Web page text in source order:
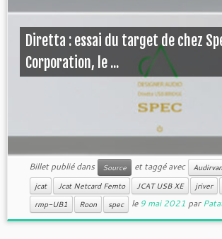
Diretta : essai du target de chez
Corporation, le ...
Billet publié dans Source et taggé avec
jcat
Jcat Netcard Femto JCAT USB XE jriver
rmp-UB1
Roon spec le9 mai 2021 par